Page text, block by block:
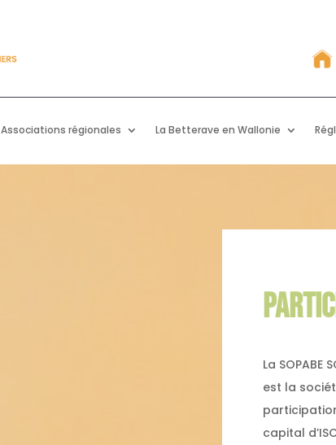
Associations régionales La Betterave en Wallonie
La
est la
capital